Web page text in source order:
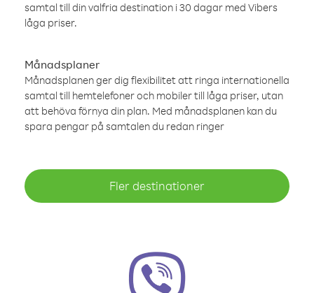
samtal till din valfria destination i 30 dagar med Vibers
låga priser.
Månadsplaner
Månadsplanen ger dig flexibilitet att ringa internationella
samtal till hemtelefoner och mobiler till låga priser, utan
att behöva förnya din plan. Med månadsplanen kan du
spara pengar på samtalen du redan ringer
Fler destinationer